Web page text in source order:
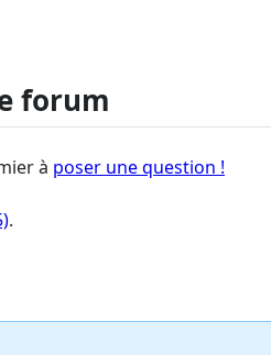
forum
à poser une question !
.